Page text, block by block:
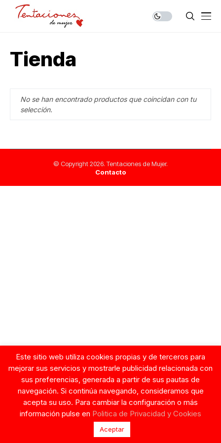
Tienda
No se han encontrado productos que coincidan con tu
selección.
© Copyright 2026. Tentaciones de Mujer.
Contacto
Este sitio web utiliza cookies propias y de terceros para
mejorar sus servicios y mostrarle publicidad relacionada con
sus preferencias, generada a partir de sus pautas de
navegación. Si continúa navegando, consideramos que
acepta su uso. Para cambiar la configuración o más
información pulse en Politica de Privacidad y Cookies
Aceptar